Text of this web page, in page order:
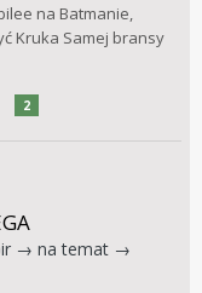
na Batmanie,
Kruka Samej bransy
2
→ na temat →